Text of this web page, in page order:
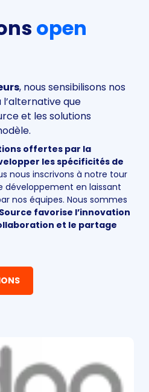
open
, nous sensibilisons nos
que
et les solutions
offertes par la
les spécificités de
nous inscrivons à notre tour
développement en laissant
nos équipes. Nous sommes
Source favorise l’innovation
et le partage